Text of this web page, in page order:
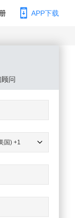
APP下载
问
国) +1